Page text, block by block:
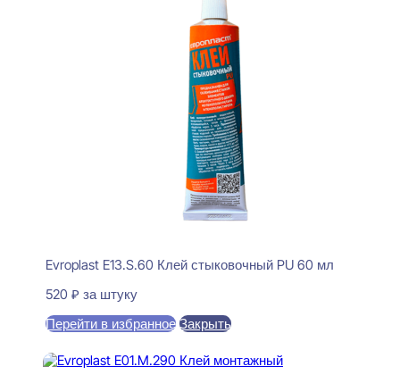
Evroplast E13.S.60 Клей стыковочный PU 60 мл
520 ₽ за штуку
Перейти в избранное Закрыть